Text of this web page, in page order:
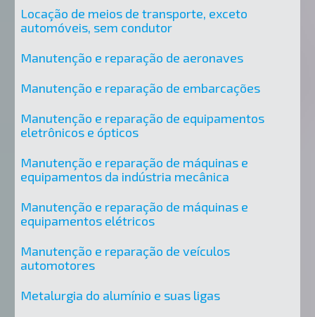
Locação de meios de transporte, exceto
automóveis, sem condutor
Manutenção e reparação de aeronaves
Manutenção e reparação de embarcações
Manutenção e reparação de equipamentos
eletrônicos e ópticos
Manutenção e reparação de máquinas e
equipamentos da indústria mecânica
Manutenção e reparação de máquinas e
equipamentos elétricos
Manutenção e reparação de veículos
automotores
Metalurgia do alumínio e suas ligas